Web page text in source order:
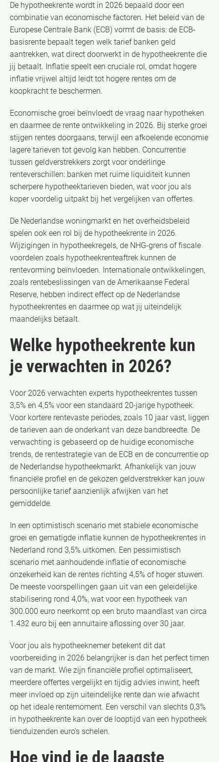
De hypotheekrente wordt in 2026 bepaald door een
combinatie van economische factoren. Het beleid van de
Europese Centrale Bank (ECB) vormt de basis: de ECB-
basisrente bepaalt tegen welk tarief banken geld
aantrekken, wat direct doorwerkt in de hypotheekrente die
jij betaalt. Inflatie speelt een cruciale rol, omdat hogere
inflatie vrijwel altijd leidt tot hogere rentes om de
koopkracht te beschermen.
Economische groei beïnvloedt de vraag naar hypotheken
en daarmee de rente ontwikkeling in 2026. Bij sterke groei
stijgen rentes doorgaans, terwijl een afkoelende economie
lagere tarieven tot gevolg kan hebben. Concurrentie
tussen geldverstrekkers zorgt voor onderlinge
renteverschillen: banken met ruime liquiditeit kunnen
scherpere hypotheektarieven bieden, wat voor jou als
koper voordelig uitpakt bij het vergelijken van offertes.
De Nederlandse woningmarkt en het overheidsbeleid
spelen ook een rol bij de hypotheekrente in 2026.
Wijzigingen in hypotheekregels, de NHG-grens of fiscale
voordelen zoals hypotheekrenteaftrek kunnen de
rentevorming beïnvloeden. Internationale ontwikkelingen,
zoals rentebeslissingen van de Amerikaanse Federal
Reserve, hebben indirect effect op de Nederlandse
hypotheekrentes en daarmee op wat jij uiteindelijk
maandelijks betaalt.
Welke hypotheekrente kun
je verwachten in 2026?
Voor 2026 verwachten experts hypotheekrentes tussen
3,5% en 4,5% voor een standaard 20-jarige hypotheek.
Voor kortere rentevaste periodes, zoals 10 jaar vast, liggen
de tarieven aan de onderkant van deze bandbreedte. De
verwachting is gebaseerd op de huidige economische
trends, de rentestrategie van de ECB en de concurrentie op
de Nederlandse hypotheekmarkt. Afhankelijk van jouw
financiële profiel en de gekozen geldverstrekker kan jouw
persoonlijke tarief aanzienlijk afwijken van het
gemiddelde.
In een optimistisch scenario met stabiele economische
groei en gematigde inflatie kunnen de hypotheekrentes in
Nederland rond 3,5% uitkomen. Een pessimistisch
scenario met aanhoudende inflatie of economische
onzekerheid kan de rentes richting 4,5% of hoger stuwen.
De meeste voorspellingen gaan uit van een geleidelijke
stabilisering rond 4,0%, wat voor een hypotheek van
300.000 euro neerkomt op een bruto maandlast van circa
1.432 euro bij een annuïtaire aflossing over 30 jaar.
Voor jou als hypotheeknemer betekent dit dat
voorbereiding in 2026 belangrijker is dan het perfect timen
van de markt. Wie zijn financiële profiel optimaliseert,
meerdere offertes vergelijkt en tijdig advies inwint, heeft
meer invloed op zijn uiteindelijke rente dan wie afwacht
op het ideale rentemoment. Een verschil van slechts 0,3%
in hypotheekrente kan over de looptijd van een hypotheek
tienduizenden euro’s schelen.
Hoe vind je de laagste